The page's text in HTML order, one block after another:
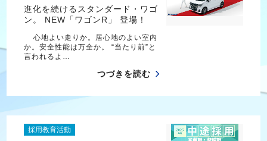
進化を続けるスタンダード・ワゴ
ン。 NEW「ワゴンR」 登場！
心地よい走りか。居心地のよい室内
か。安全性能は万全か。 “当たり前”と
言われるよ…
つづきを読む
採用教育活動